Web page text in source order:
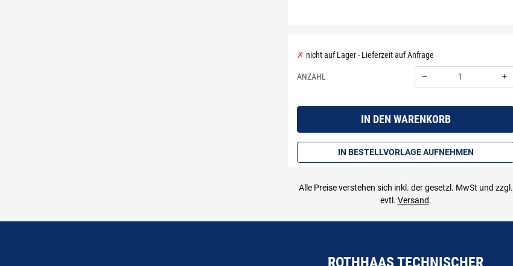
nicht auf Lager - Lieferzeit auf Anfrage
ANZAHL –
+
IN DEN WARENKORB
IN BESTELLVORLAGE AUFNEHMEN
Alle Preise verstehen sich inkl. der gesetzl. MwSt und zzgl.
evtl. Versand.
ROTHHAAS TECHNISCHER